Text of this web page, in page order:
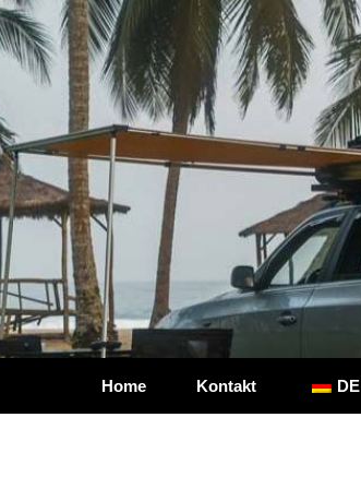
Home Kontakt DE